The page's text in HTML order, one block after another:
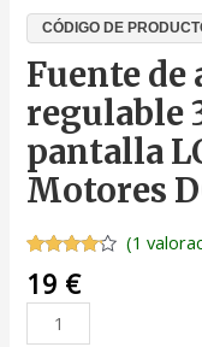
CÓDIGO DE
Fuente
regulable
pantalla
Motores
con 4.00
de 5 en
base a
valoración
(1
19 €